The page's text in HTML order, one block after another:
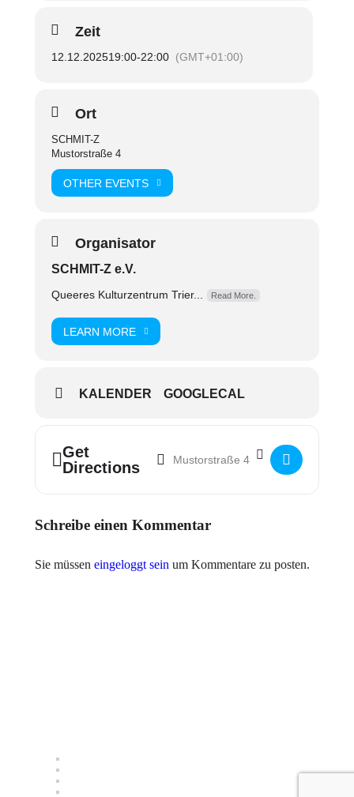
PRISMA our group for queers aged 18 – 29 and their
(Mustorstr. 4, 1st floor)
prisma-trier@schmit-z.de
Zeit
12.12.202519:00-22:00 (GMT+01:00)
Ort
SCHMIT-Z
Mustorstraße 4
OTHER EVENTS
Organisator
SCHMIT-Z e.V.
Queeres Kulturzentrum Trier... Read More.
LEARN MORE
KALENDER GOOGLECAL
Get
Directions
Address - PRISMA Gruppentreffen []
Destination Address - PRISMA
Schreibe einen Kommentar
Sie müssen eingeloggt sein um Kommentare zu posten.